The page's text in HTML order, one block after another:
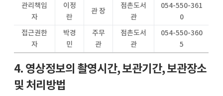
관리책임
자
이정
란
관 장
점촌도서
관
054-550-361
0
접근권한
자
박경
민
주무
관
점촌도서
관
054-550-360
5
4. 영상정보의 촬영시간, 보관기간, 보관장소
및 처리방법